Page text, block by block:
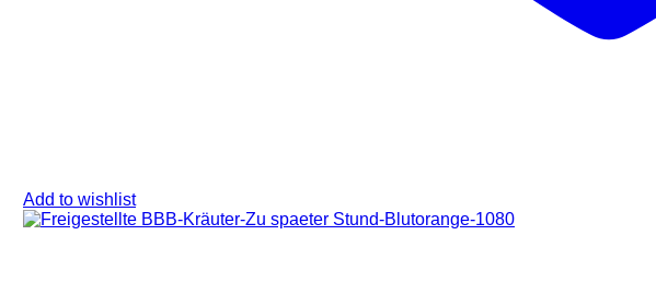
Add to wishlist